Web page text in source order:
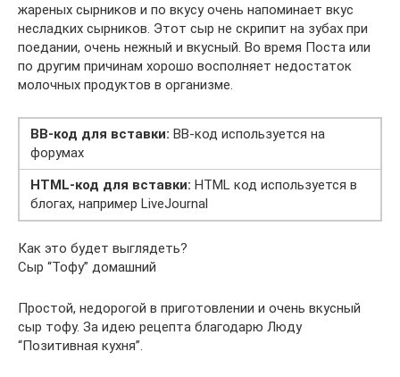
жареных сырников и по вкусу очень напоминает вкус
несладких сырников. Этот сыр не скрипит на зубах при
поедании, очень нежный и вкусный. Во время Поста или
по другим причинам хорошо восполняет недостаток
молочных продуктов в организме.
BB-код для вставки: BB-код используется на
форумах
HTML-код для вставки: HTML код используется в
блогах, например LiveJournal
Как это будет выглядеть?
Сыр “Тофу” домашний
Простой, недорогой в приготовлении и очень вкусный
сыр тофу. За идею рецепта благодарю Люду
“Позитивная кухня”.